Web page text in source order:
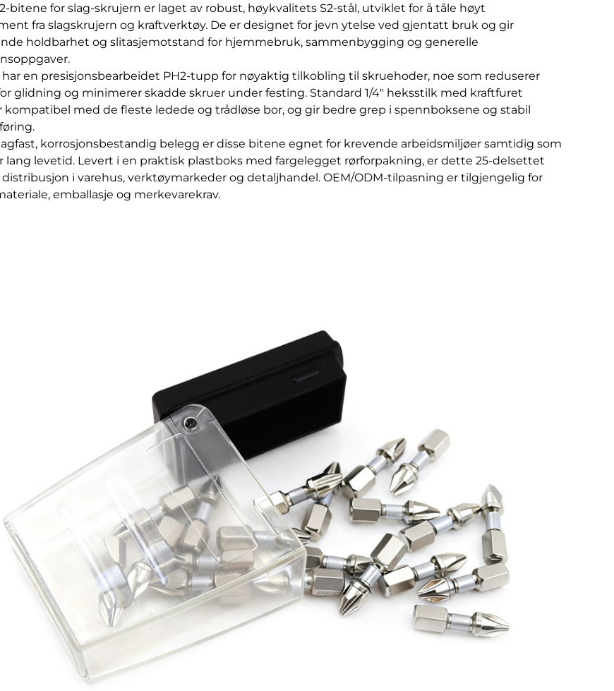
bitene for slag-skrujern er laget av robust, høykvalitets S2-stål, utviklet for å tåle høyt
fra slagskrujern og kraftverktøy. De er designet for jevn ytelse ved gjentatt bruk og gir
holdbarhet og slitasjemotstand for hjemmebruk, sammenbygging og generelle
en presisjonsbearbeidet PH2-tupp for nøyaktig tilkobling til skruehoder, noe som reduserer
glidning og minimerer skadde skruer under festing. Standard 1/4" heksstilk med kraftfuret
kompatibel med de fleste ledede og trådløse bor, og gir bedre grep i spennboksene og stabil
korrosjonsbestandig belegg er disse bitene egnet for krevende arbeidsmiljøer samtidig som
lang levetid. Levert i en praktisk plastboks med fargelegget rørforpakning, er dette 25-delsettet
i varehus, verktøymarkeder og detaljhandel. OEM/ODM-tilpasning er tilgjengelig for
emballasje og merkevarekrav.